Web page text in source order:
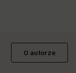
O autorze